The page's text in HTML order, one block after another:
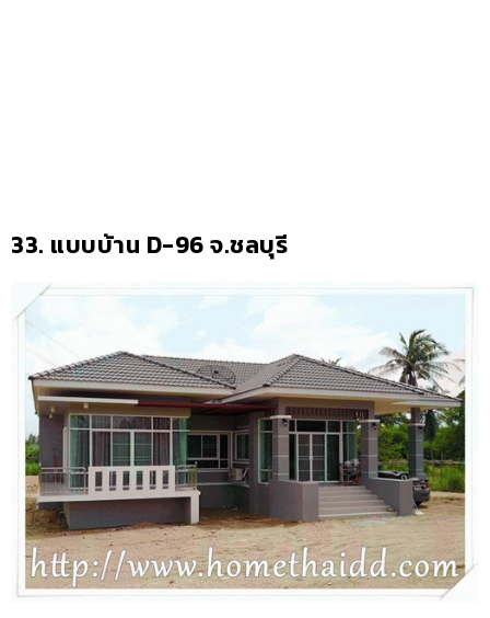
33. แบบบ้าน D-96 จ.ชลบุรี